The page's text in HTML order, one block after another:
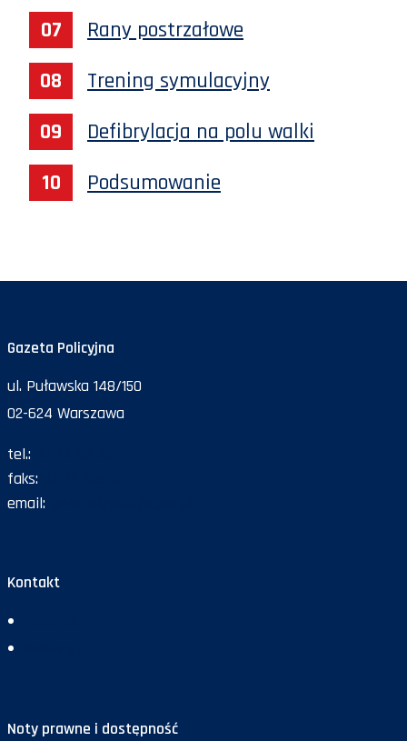
Rany postrzałowe
Trening symulacyjny
Defibrylacja na polu walki
Podsumowanie
Gazeta Policyjna
ul. Puławska 148/150
02-624 Warszawa
tel.:
faks:
email:
Kontakt
Noty prawne i dostępność